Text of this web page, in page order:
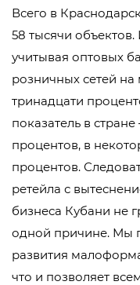
Всего в
58 тысячи
учитывая оптовых
розничных сетей
тринадцати
показатель в
процентов, в
процентов.
ретейла с
бизнеса Кубани не
одной причине. Мы
развития
что и позволяет